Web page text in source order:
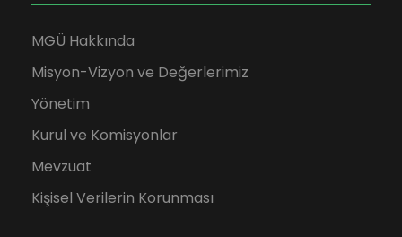
MGÜ Hakkında
Misyon-Vizyon ve Değerlerimiz
Yönetim
Kurul ve Komisyonlar
Mevzuat
Kişisel Verilerin Korunması